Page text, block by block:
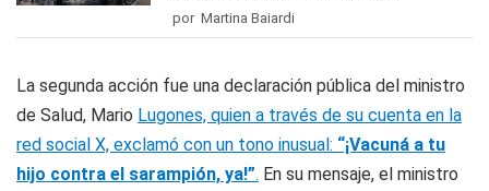
por Martina Baiardi
La segunda acción fue una declaración pública del ministro
de Salud, Mario Lugones, quien a través de su cuenta en la
red social X, exclamó con un tono inusual: “¡Vacuná a tu
hijo contra el sarampión, ya!”. En su mensaje, el ministro